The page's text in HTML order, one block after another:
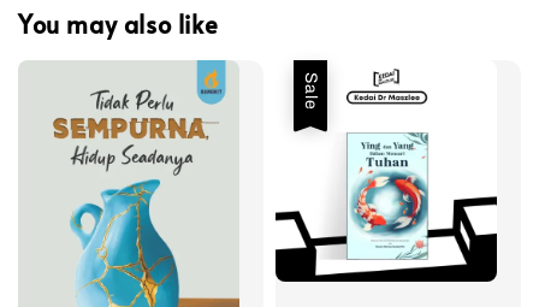
You may also like
Sale